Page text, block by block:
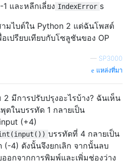
และหลีกเลี่ยง IndexError s
มไบต์ใน Python 2 แต่ฉันโพสต์
อเปรียบเทียบกับโซลูชันของ OP
— SP3000
แหล่งที่มา
2 มีการปรับปรุงอะไรบ้าง? ฉันเห็น
ตในบรรทัด 1 กลายเป็น
(+4)
บรรทัดที่ 4 กลายเป็น
(-4) ดังนั้นจึงยกเลิก จากนั้นลบ
ออกจากการพิมพ์และเพิ่มช่องว่าง